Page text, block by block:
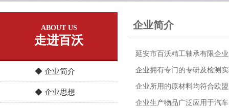
ABOUT US
走进百沃
◆ 企业简介
◆ 企业思想
企业简介
延安市百沃精工轴承有限企
企业拥有专门的专研及检测
企业所用的原材料均符合欧
企业生产物品广泛应用于汽